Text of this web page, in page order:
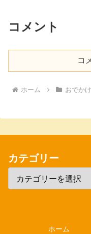
コメント
コ
ホーム おでかけ
カテゴリー
ホーム